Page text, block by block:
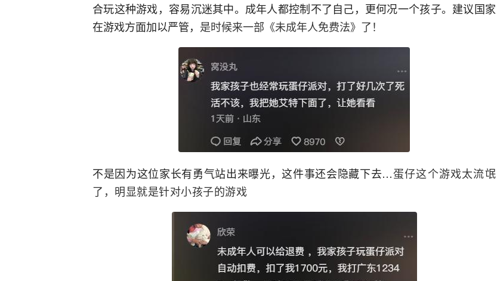
合玩这种游戏，容易沉迷其中。成年人都控制不了自己，更何况一个孩子。建议国家
在游戏方面加以严管， 是时候来一部《未成年人免费法》了！
不是因为这位家长有勇气站出来曝光，这件事还会隐藏下去…蛋仔这个游戏太流氓
了，明显就是针对小孩子的游戏